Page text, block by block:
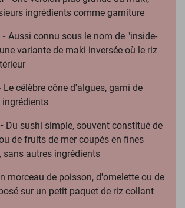
ingrédients comme garniture
- Aussi connu sous le nom de "inside-
variante de maki inversée où le riz
Le célèbre cône d'algues, garni de
Du sushi simple, souvent constitué de
de fruits de mer coupés en fines
sans autres ingrédients
morceau de poisson, d'omelette ou de
sur un petit paquet de riz collant